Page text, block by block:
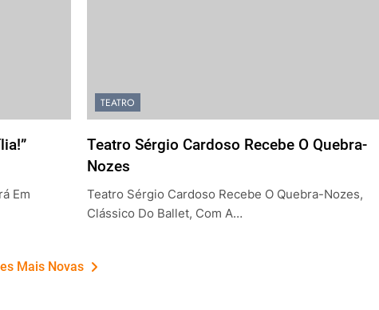
Em
TEATRO
Teatro Sérgio Cardoso Recebe O Quebra-
Nozes
Teatro Sérgio Cardoso Recebe O Quebra-Nozes,
Clássico Do Ballet, Com A…
Mais Novas